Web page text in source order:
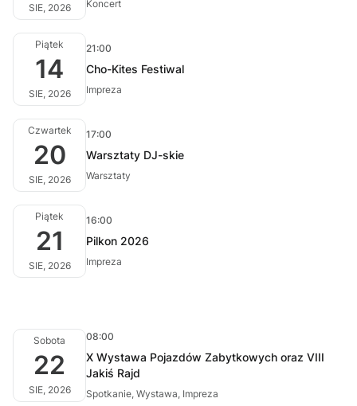
SIE, 2026 Koncert
Piątek
14
SIE, 2026
21:00
Cho-Kites Festiwal
Impreza
Czwartek
20
SIE, 2026
17:00
Warsztaty DJ-skie
Warsztaty
Piątek
21
SIE, 2026
16:00
Pilkon 2026
Impreza
Sobota
22
SIE, 2026
08:00
X Wystawa Pojazdów Zabytkowych oraz VIII
Jakiś Rajd
Spotkanie, Wystawa, Impreza